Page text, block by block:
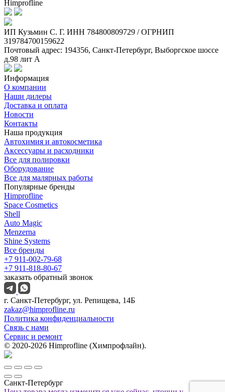
Himprofline
ИП Кузьмин C. Г. ИНН 784800809729 / ОГРНИП
319784700159622
Почтовый адрес: 194356, Санкт-Петербург, Выборгское шоссе
д.98 лит А
Информация
О компании
Наши дилеры
Доставка и оплата
Новости
Контакты
Наша продукция
Автохимия и автокосметика
Аксессуары и расходники
Все для полировки
Оборудование
Все для малярных работы
Популярные бренды
Himprofline
Space Cosmetics
Shell
Auto Magic
Menzerna
Shine Systems
Все бренды
+7 911-002-79-68
+7 911-818-80-67
заказать обратный звонок
г. Санкт-Петербург, ул. Репищева, 14Б
zakaz@himprofline.ru
Политика конфиденциальности
Связь с нами
Сервис и ремонт
© 2020-2026 Himprofline (Химпрофлайн).
Санкт-Петербург